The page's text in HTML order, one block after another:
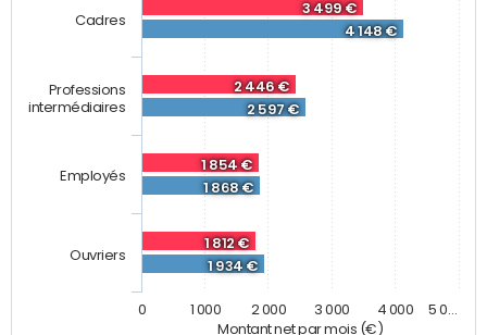
Montant net par mois (€)
3 499 €
2 446 €
1 854 €
1 812 €
4 148 €
2 597 €
1 868 €
1 934 €
Cadres
Professions
intermédiaires
Employés
Ouvriers
0 1 000 2 000 3 000 4 000 5 0…